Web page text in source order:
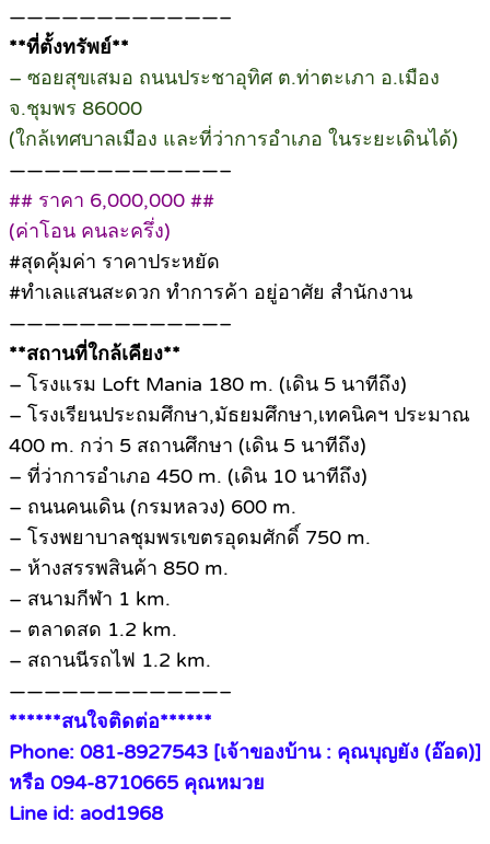
————————————–
**ที่ตั้งทรัพย์**
– ซอยสุขเสมอ ถนนประชาอุทิศ ต.ท่าตะเภา อ.เมือง
จ.ชุมพร 86000
(ใกล้เทศบาลเมือง และที่ว่าการอำเภอ ในระยะเดินได้)
————————————–
## ราคา 6,000,000 ##
(ค่าโอน คนละครึ่ง)
#สุดคุ้มค่า ราคาประหยัด
#ทำเลแสนสะดวก ทำการค้า อยู่อาศัย สำนักงาน
————————————–
**สถานที่ใกล้เคียง**
– โรงแรม Loft Mania 180 m. (เดิน 5 นาทีถึง)
– โรงเรียนประถมศึกษา,มัธยมศึกษา,เทคนิคฯ ประมาณ
400 m. กว่า 5 สถานศึกษา (เดิน 5 นาทีถึง)
– ที่ว่าการอำเภอ 450 m. (เดิน 10 นาทีถึง)
– ถนนคนเดิน (กรมหลวง) 600 m.
– โรงพยาบาลชุมพรเขตรอุดมศักดิ์ 750 m.
– ห้างสรรพสินค้า 850 m.
– สนามกีฬา 1 km.
– ตลาดสด 1.2 km.
– สถานนีรถไฟ 1.2 km.
————————————–
******สนใจติดต่อ******
Phone: 081-8927543 [เจ้าของบ้าน : คุณบุญยัง (อ๊อด)]
หรือ 094-8710665 คุณหมวย
Line id: aod1968